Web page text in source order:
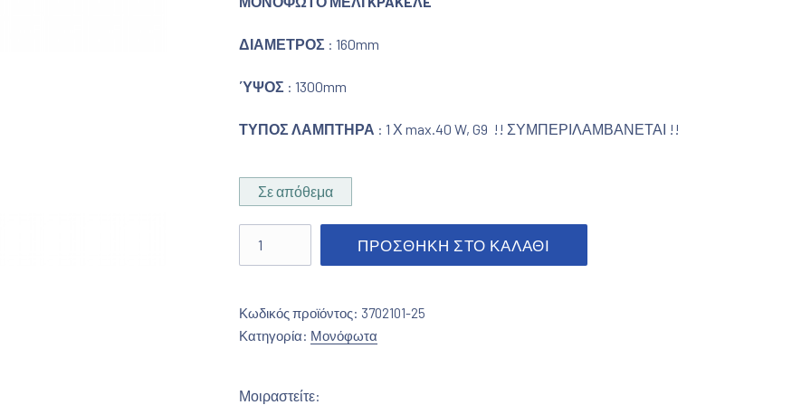
ΔΙΑΜΕΤΡΟΣ : 160mm
ΎΨΟΣ : 1300mm
ΤΥΠΟΣ ΛΑΜΠΤΗΡΑ : 1 Χ max.40 W, G9 !! ΣΥΜΠΕΡΙΛΑΜΒΑΝΕΤΑΙ !!
Σε απόθεμα
ΠΡΟΣΘΉΚΗ ΣΤΟ ΚΑΛΆΘΙ
Κωδικός προϊόντος: 3702101-25
Κατηγορία: Μονόφωτα
Μοιραστείτε: